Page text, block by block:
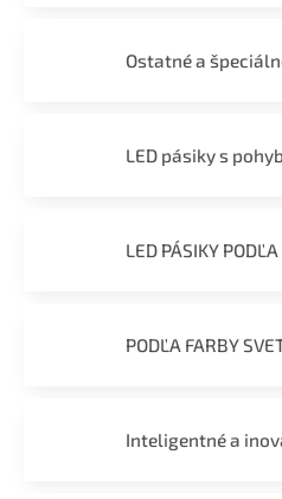
Ostatné a
LED pásiky s
LED PÁSIKY
PODĽA FARBY
Inteligentné a